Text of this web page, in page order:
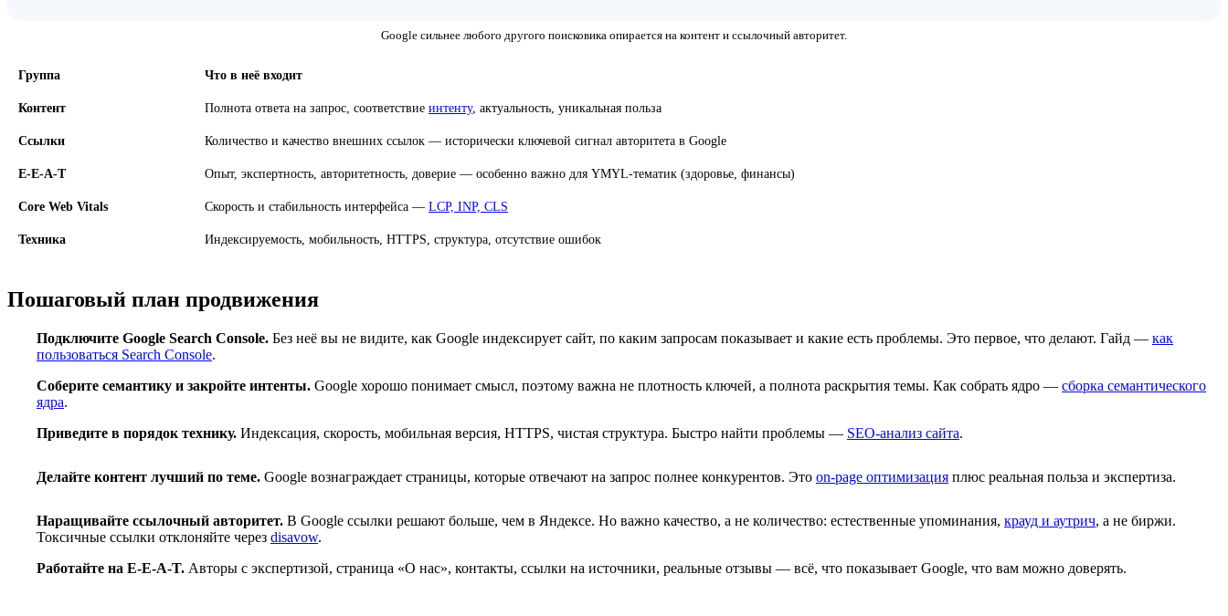
Google сильнее любого другого поисковика опирается на контент и ссылочный авторитет.
Группа Что в неё входит
Контент Полнота ответа на запрос, соответствие интенту, актуальность, уникальная польза
Ссылки Количество и качество внешних ссылок — исторически ключевой сигнал авторитета в Google
E-E-A-T Опыт, экспертность, авторитетность, доверие — особенно важно для YMYL-тематик (здоровье, финансы)
Core Web Vitals Скорость и стабильность интерфейса — LCP, INP, CLS
Техника Индексируемость, мобильность, HTTPS, структура, отсутствие ошибок
Пошаговый план продвижения
Подключите Google Search Console. Без неё вы не видите, как Google индексирует сайт, по каким запросам показывает и какие есть проблемы. Это первое, что делают. Гайд — как
пользоваться Search Console.
Соберите семантику и закройте интенты. Google хорошо понимает смысл, поэтому важна не плотность ключей, а полнота раскрытия темы. Как собрать ядро — сборка семантического
ядра.
Приведите в порядок технику. Индексация, скорость, мобильная версия, HTTPS, чистая структура. Быстро найти проблемы — SEO-анализ сайта.
Делайте контент лучший по теме. Google вознаграждает страницы, которые отвечают на запрос полнее конкурентов. Это on-page оптимизация плюс реальная польза и экспертиза.
Наращивайте ссылочный авторитет. В Google ссылки решают больше, чем в Яндексе. Но важно качество, а не количество: естественные упоминания, крауд и аутрич, а не биржи.
Токсичные ссылки отклоняйте через disavow.
Работайте на E-E-A-T. Авторы с экспертизой, страница «О нас», контакты, ссылки на источники, реальные отзывы — всё, что показывает Google, что вам можно доверять.